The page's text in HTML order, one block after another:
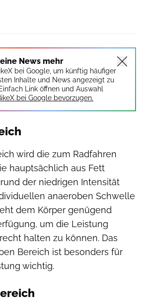
News mehr
bei Google, um künftig häufiger
Inhalte und News angezeigt zu
Link öffnen und Auswahl
bei Google bevorzugen.
wird die zum Radfahren
hauptsächlich aus Fett
der niedrigen Intensität
anaeroben Schwelle
dem Körper genügend
um die Leistung
halten zu können. Das
Bereich ist besonders für
wichtig.